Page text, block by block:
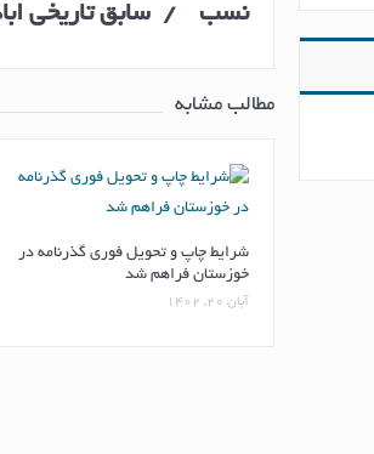
نسب
/ سابق تاريخي
مطالب مشابه
شرایط چاپ و تحویل فوری گذرنامه در
خوزستان فراهم شد
آبان ۲۰, ۱۴۰۲